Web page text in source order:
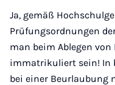
Ja, gemäß
Prüfungsordnungen
man beim Ablegen
immatrikuliert sein! In
bei einer Beurlaubung